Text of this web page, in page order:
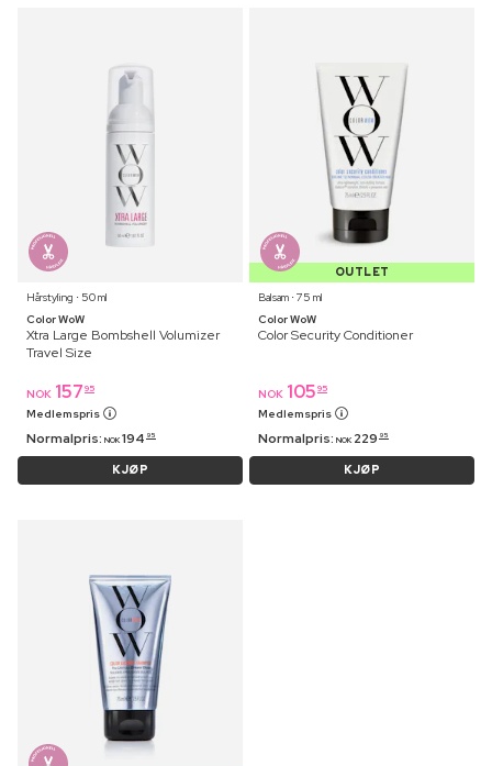
Hårstyling ⋅ 50 ml
Color WoW
Xtra Large Bombshell Volumizer
Travel Size
NOK 157 95
Medlemspris
Normalpris: NOK 194 95
KJØP
OUTLET
Balsam ⋅ 75 ml
Color WoW
Color Security Conditioner
NOK 105 95
Medlemspris
Normalpris: NOK 229 95
KJØP